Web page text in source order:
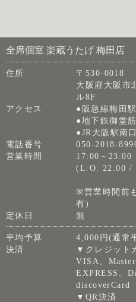
全席個室 楽蔵うたげ 梅田店
住所
〒530-0018
大阪府大阪市
ル8F
アクセス
●阪急線梅田
●地下鉄御堂
●JR大阪駅南
電話番号
050-2018-
営業時間
17:00～23:00
(L.O. 22:00 /
※営業時間前
有)
定休日
無
平均予算
4,000円(通常
決済
▼クレジット
VISA、
EXPRESS、
discoverCard
▼QR決済